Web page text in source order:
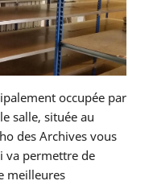
occupée par
salle, située au
des Archives vous
va permettre de
meilleures